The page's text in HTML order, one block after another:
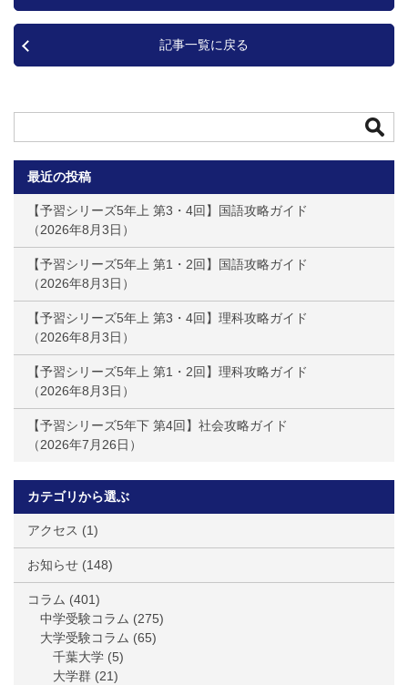
記事一覧に戻る
最近の投稿
【予習シリーズ5年上 第3・4回】国語攻略ガイド
2026年8月3日
【予習シリーズ5年上 第1・2回】国語攻略ガイド
2026年8月3日
【予習シリーズ5年上 第3・4回】理科攻略ガイド
2026年8月3日
【予習シリーズ5年上 第1・2回】理科攻略ガイド
2026年8月3日
【予習シリーズ5年下 第4回】社会攻略ガイド
2026年7月26日
カテゴリから選ぶ
アクセス (1)
お知らせ (148)
コラム (401)
中学受験コラム (275)
大学受験コラム (65)
千葉大学 (5)
大学群 (21)